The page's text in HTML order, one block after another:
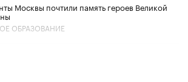
Москвы почтили память героев Великой
ОБРАЗОВАНИЕ